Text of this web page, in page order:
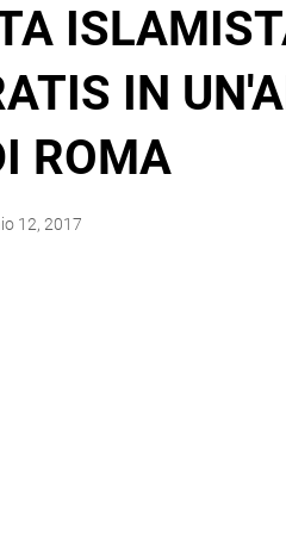
IN
ROMA
12, 2017